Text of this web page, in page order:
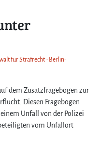
für Strafrecht - Berlin-
dem Zusatzfragebogen zur
Diesen Fragebogen
Unfall von der Polizei
vom Unfallort